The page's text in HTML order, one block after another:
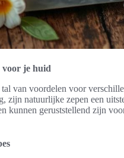
je huid
van voordelen voor
zijn natuurlijke zepen een
kunnen geruststellend zijn